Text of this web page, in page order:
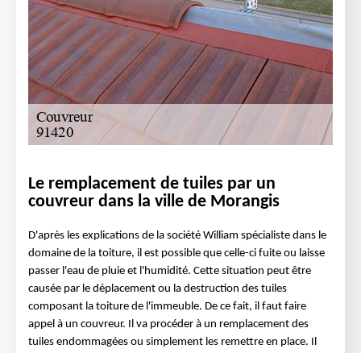
Le remplacement de tuiles par un
couvreur dans la ville de Morangis
D'après les explications de la société William spécialiste dans le
domaine de la toiture, il est possible que celle-ci fuite ou laisse
passer l'eau de pluie et l'humidité. Cette situation peut être
causée par le déplacement ou la destruction des tuiles
composant la toiture de l'immeuble. De ce fait, il faut faire
appel à un couvreur. Il va procéder à un remplacement des
tuiles endommagées ou simplement les remettre en place. Il